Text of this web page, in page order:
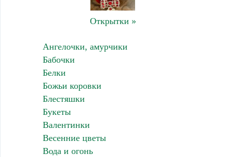
Открытки »
Ангелочки, амурчики
Бабочки
Белки
Божьи коровки
Блестяшки
Букеты
Валентинки
Весенние цветы
Вода и огонь